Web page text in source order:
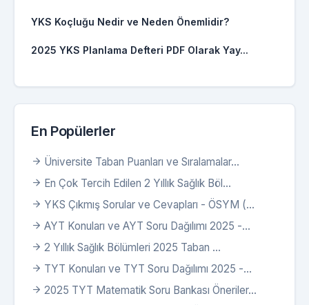
YKS Koçluğu Nedir ve Neden Önemlidir?
2025 YKS Planlama Defteri PDF Olarak Yay...
En Popülerler
Üniversite Taban Puanları ve Sıralamalar...
En Çok Tercih Edilen 2 Yıllık Sağlık Böl...
YKS Çıkmış Sorular ve Cevapları - ÖSYM (...
AYT Konuları ve AYT Soru Dağılımı 2025 -...
2 Yıllık Sağlık Bölümleri 2025 Taban ...
TYT Konuları ve TYT Soru Dağılımı 2025 -...
2025 TYT Matematik Soru Bankası Öneriler...